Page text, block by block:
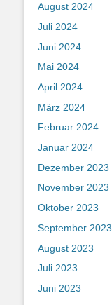
August 2024
Juli 2024
Juni 2024
Mai 2024
April 2024
März 2024
Februar 2024
Januar 2024
Dezember 2023
November 2023
Oktober 2023
September 2023
August 2023
Juli 2023
Juni 2023